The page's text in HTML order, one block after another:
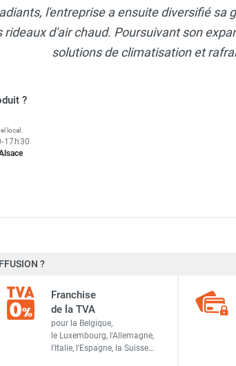
l'entreprise a ensuite diversifié sa
rideaux d'air chaud. Poursuivant son
solutions de climatisation et
?
local.
-17h30
Emat
0022000200
PIECES DETACHEES
?
Franchise
de la TVA
pour la Belgique,
le Luxembourg, l'Allemagne,
l'Italie, l'Espagne, la Suisse…